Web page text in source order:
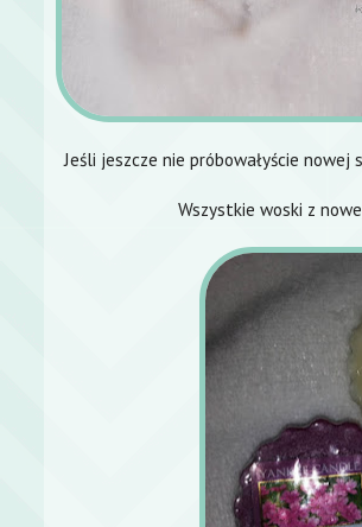
Jeśli jeszcze nie próbowałyście nowej
Wszystkie woski z